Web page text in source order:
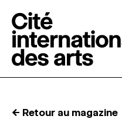
← Retour au magazine